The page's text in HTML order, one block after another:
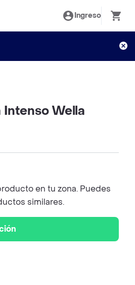
Ingreso
Intenso Wella
en tu zona. Puedes
similares.